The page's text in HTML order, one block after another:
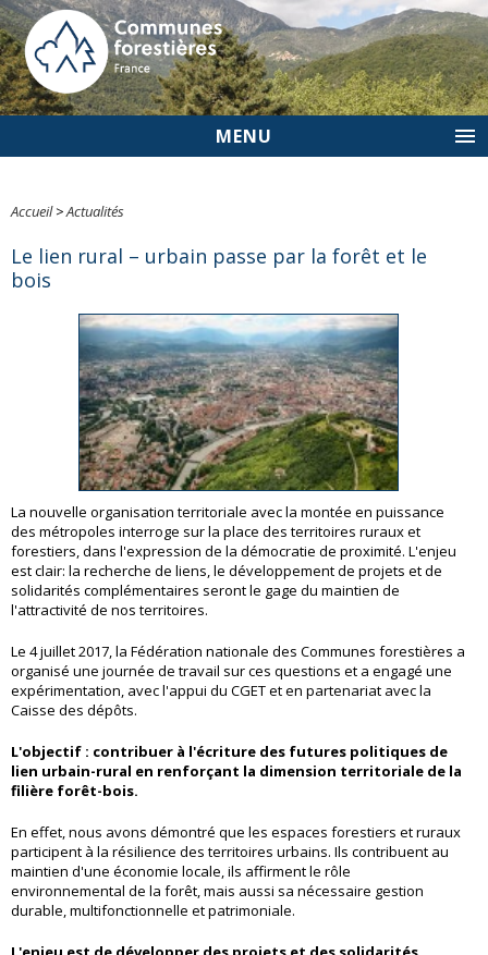
MENU
Accueil>Actualités
Le lien rural – urbain passe par la forêt et le
bois
La nouvelle organisation territoriale avec la montée en puissance
des métropoles interroge sur la place des territoires ruraux et
forestiers, dans l'expression de la démocratie de proximité. L'enjeu
est clair: la recherche de liens, le développement de projets et de
solidarités complémentaires seront le gage du maintien de
l'attractivité de nos territoires.
Le 4 juillet 2017, la Fédération nationale des Communes forestières a
organisé une journée de travail sur ces questions et a engagé une
expérimentation, avec l'appui du CGET et en partenariat avec la
Caisse des dépôts.
L'objectif : contribuer à l'écriture des futures politiques de
lien urbain-rural en renforçant la dimension territoriale de la
filière forêt-bois.
En effet, nous avons démontré que les espaces forestiers et ruraux
participent à la résilience des territoires urbains. Ils contribuent au
maintien d'une économie locale, ils affirment le rôle
environnemental de la forêt, mais aussi sa nécessaire gestion
durable, multifonctionnelle et patrimoniale.